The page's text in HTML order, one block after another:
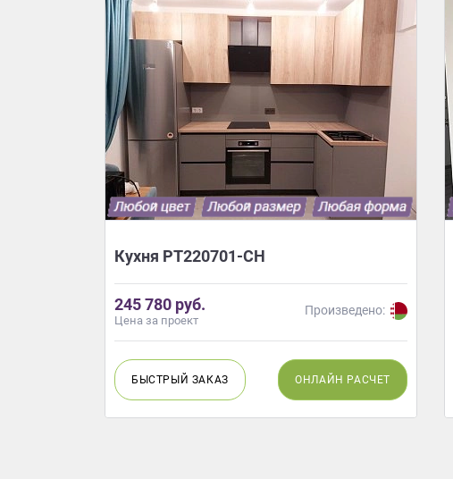
Кухня РТ220701-СН
245 780 руб.
Цена за проект
Произведено:
БЫСТРЫЙ ЗАКАЗ ОНЛАЙН РАСЧЕТ